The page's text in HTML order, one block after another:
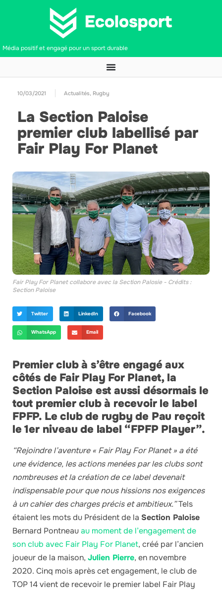
Média positif et engagé pour un sport durable
10/03/2021 Actualités, Rugby
La Section Paloise
premier club labellisé par
Fair Play For Planet
Fair Play For Planet collabore avec la Section Palosie - Crédits :
Section Paloise
Twitter LinkedIn Facebook
WhatsApp Email
Premier club à s’être engagé aux
côtés de Fair Play For Planet, la
Section Paloise est aussi désormais le
tout premier club à recevoir le label
FPFP. Le club de rugby de Pau reçoit
le 1er niveau de label “FPFP Player”.
“Rejoindre l’aventure « Fair Play For Planet » a été
une évidence, les actions menées par les clubs sont
nombreuses et la création de ce label devenait
indispensable pour que nous hissions nos exigences
à un cahierdes charges précis et ambitieux.”Tels
étaient les mots du Président de la Section Paloise
Bernard Pontneauau moment de l’engagement de
son club avec Fair Play For Planet, créé par l’ancien
joueur de la maison, Julien Pierre, en novembre
2020. Cinq mois après cet engagement, le club de
TOP 14 vient de recevoir le premier label Fair Play